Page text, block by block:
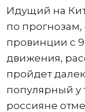
Идущий на
по
провинции с 9
движения,
пройдет
популярный у
россияне